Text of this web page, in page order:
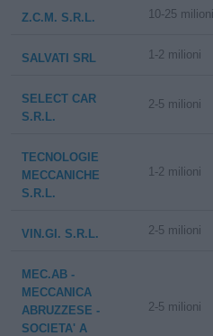
Z.C.M. S.R.L. 10-25 milioni
SALVATI SRL 1-2 milioni
SELECT CAR
S.R.L.
2-5 milioni
TECNOLOGIE
MECCANICHE
S.R.L.
1-2 milioni
VIN.GI. S.R.L. 2-5 milioni
MEC.AB -
MECCANICA
ABRUZZESE -
SOCIETA' A
2-5 milioni